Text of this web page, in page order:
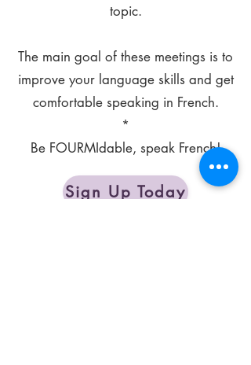
topic.
The main goal of these meetings is to
improve your language skills and get
comfortable speaking in French.
*
Be FOURMIdable, speak French!
Sign Up Today